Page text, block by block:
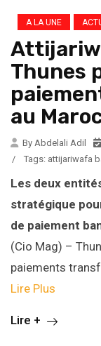
A LA UNE
Thunes
au
By Abdelali Adil
/
Tags: attijariwafa
Les deux
stratégique
de paiement
(Cio Mag) –
paiements
Lire Plus
Lire +